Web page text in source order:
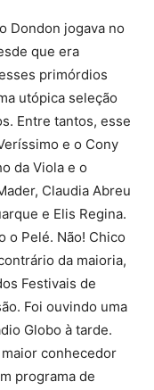
jogava no
que era
primórdios
utópica seleção
Entre tantos, esse
e o Cony
da Viola e o
Claudia Abreu
e Elis Regina.
o Pelé. Não! Chico
da maioria,
Festivais de
Foi ouvindo uma
Globo à tarde.
conhecedor
programa de